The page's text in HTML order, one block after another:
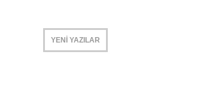
YENİ YAZILAR